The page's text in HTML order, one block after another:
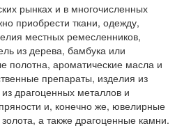
рынках и в многочисленных
приобрести ткани, одежду,
местных ремесленников,
из дерева, бамбука или
полотна, ароматические масла и
препараты, изделия из
драгоценных металлов и
и, конечно же, ювелирные
а также драгоценные камни.